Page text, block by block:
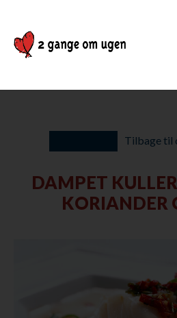
Tilbage til
DAMPET
KORIANDER